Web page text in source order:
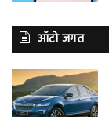
ऑटो जगत